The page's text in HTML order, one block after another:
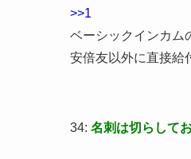
>>1
ベーシックインカム
安倍友以外に直接給
34: 名刺は切らして